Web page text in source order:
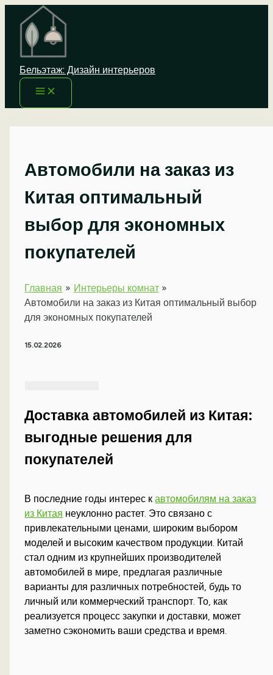
Перейти
содержимому
Бельэтаж: Дизайн интерьеров
Автомобили на заказ из
Китая оптимальный
выбор для экономных
покупателей
Главная
Интерьеры комнат
Автомобили на заказ из Китая оптимальный выбор
для экономных покупателей
15.02.2026
Доставка автомобилей из Китая:
выгодные решения для
покупателей
В последние годы интерес кавтомобилям на заказ
из Китая неуклонно растет. Это связано с
привлекательными ценами, широким выбором
моделей и высоким качеством продукции. Китай
стал одним из крупнейших производителей
автомобилей в мире, предлагая различные
варианты для различных потребностей, будь то
личный или коммерческий транспорт. То, как
реализуется процесс закупки и доставки, может
заметно сэкономить ваши средства и время.